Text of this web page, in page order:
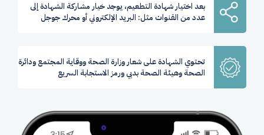
بعد اختيار شهادة التطعيم، يوجد خيار مشاركة الشهادة إلى
عدد من القنوات مثل: البريد الإلكتروني أو محرك جوجل
تحتوي الشهادة على شعار وزارة الصحة ووقاية المجتمع ودائرة
الصحة وهيئة الصحة بدبي ورمز الاستجابة السريع